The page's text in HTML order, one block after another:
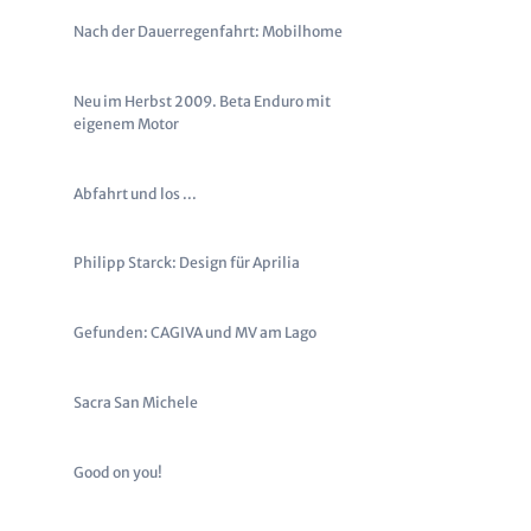
Nach der Dauerregenfahrt: Mobilhome
Neu im Herbst 2009. Beta Enduro mit
eigenem Motor
Abfahrt und los ...
Philipp Starck: Design für Aprilia
Gefunden: CAGIVA und MV am Lago
Sacra San Michele
Good on you!